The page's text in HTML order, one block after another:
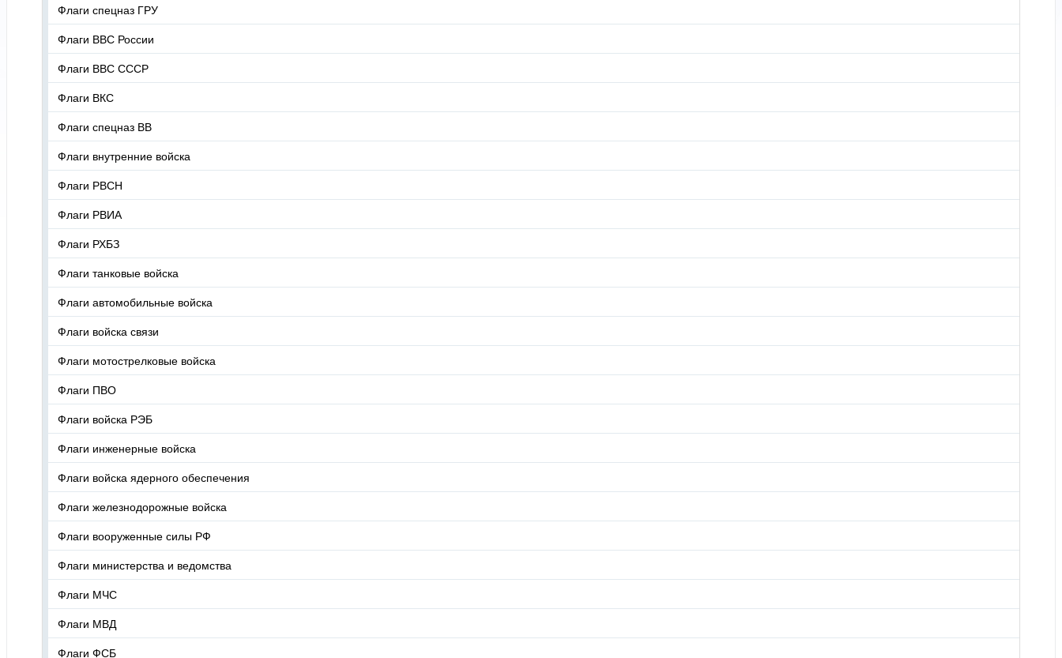
Флаги спецназ ГРУ
Флаги ВВС России
Флаги ВВС СССР
Флаги ВКС
Флаги спецназ ВВ
Флаги внутренние войска
Флаги РВСН
Флаги РВИА
Флаги РХБЗ
Флаги танковые войска
Флаги автомобильные войска
Флаги войска связи
Флаги мотострелковые войска
Флаги ПВО
Флаги войска РЭБ
Флаги инженерные войска
Флаги войска ядерного обеспечения
Флаги железнодорожные войска
Флаги вооруженные силы РФ
Флаги министерства и ведомства
Флаги МЧС
Флаги МВД
Флаги ФСБ